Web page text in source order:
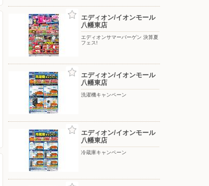
イオン直方店
〒822-0008 直方市湯ノ浦2-1-1
エディオン/イオンモール
八幡東店
エディオンサマーバーゲン 決算夏
フェス!
エディオン/イオンモール
八幡東店
洗濯機キャンペーン
エディオン/イオンモール
八幡東店
冷蔵庫キャンペーン